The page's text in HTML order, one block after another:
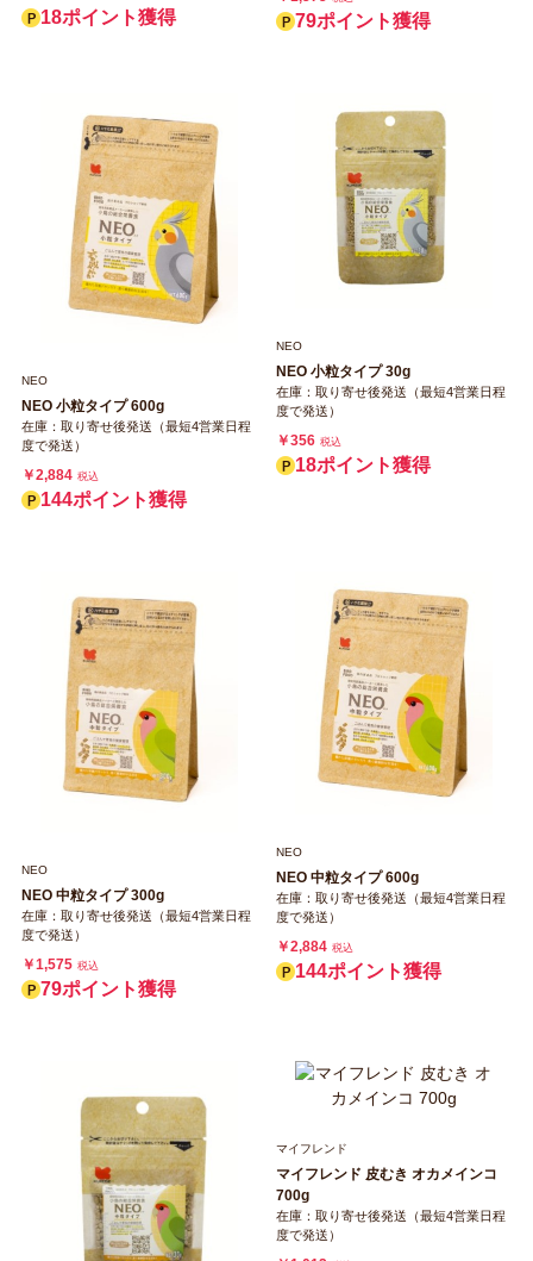
18ポイント獲得 79ポイント獲得
NEO
NEO 小粒タイプ 600g
在庫：取り寄せ後発送（最短4営業日程
度で発送）
￥2,884 税込
144ポイント獲得
NEO
NEO 小粒タイプ 30g
在庫：取り寄せ後発送（最短4営業日程
度で発送）
￥356 税込
18ポイント獲得
NEO
NEO 中粒タイプ 300g
在庫：取り寄せ後発送（最短4営業日程
度で発送）
￥1,575 税込
79ポイント獲得
NEO
NEO 中粒タイプ 600g
在庫：取り寄せ後発送（最短4営業日程
度で発送）
￥2,884 税込
144ポイント獲得
マイフレンド
マイフレンド 皮むき オカメインコ
700g
在庫：取り寄せ後発送（最短4営業日程
度で発送）